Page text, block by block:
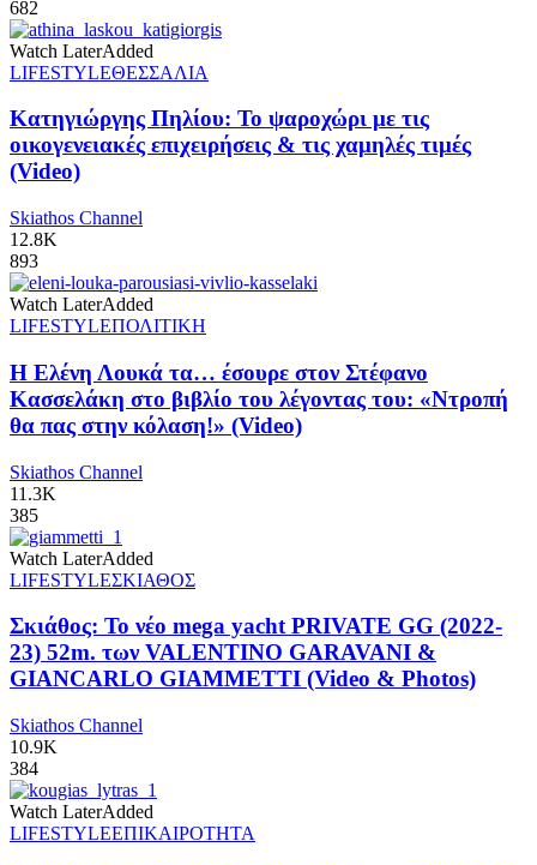
682
Watch LaterAdded
LIFESTYLEΘΕΣΣΑΛΙΑ
Κατηγιώργης Πηλίου: Το ψαροχώρι με τις
οικογενειακές επιχειρήσεις & τις χαμηλές τιμές
(Video)
Skiathos Channel
12.8K
893
Watch LaterAdded
LIFESTYLEΠΟΛΙΤΙΚΗ
Η Ελένη Λουκά τα… έσουρε στον Στέφανο
Κασσελάκη στο βιβλίο του λέγοντας του: «Ντροπή
θα πας στην κόλαση!» (Video)
Skiathos Channel
11.3K
385
Watch LaterAdded
LIFESTYLEΣΚΙΑΘΟΣ
Σκιάθος: Το νέο mega yacht PRIVATE GG (2022-
23) 52m. των VALENTINO GARAVANI &
GIANCARLO GIAMMETTI (Video & Photos)
Skiathos Channel
10.9K
384
Watch LaterAdded
LIFESTYLEΕΠΙΚΑΙΡΟΤΗΤΑ